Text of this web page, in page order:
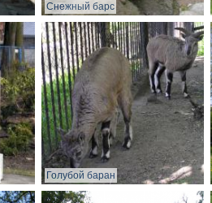
Снежный барс
Голубой баран